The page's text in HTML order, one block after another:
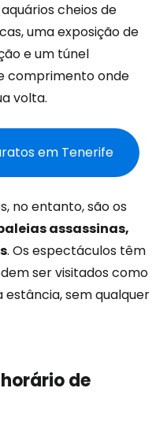
cheios de
uma exposição de
e um túnel
comprimento onde
volta.
em Tenerife
no entanto, são os
assassinas,
. Os espectáculos têm
ser visitados como
sem qualquer
de